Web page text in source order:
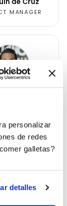
personalizar
de redes
galletas?
detalles
MANAGER